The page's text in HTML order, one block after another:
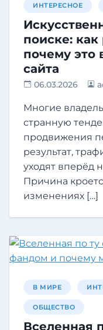
ИНТЕРЕСНОЕ
поиске: как
почему это
сайта
06.03.2026
Многие
странную
продвижения
результат,
уходят вперёд
Причина
изменениях […]
В МИРЕ
ОБЩЕСТВО
Вселенная